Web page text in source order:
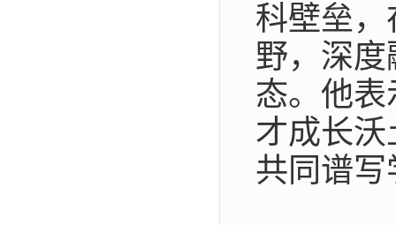
科壁垒
野，深
态。他
才成长
共同谱